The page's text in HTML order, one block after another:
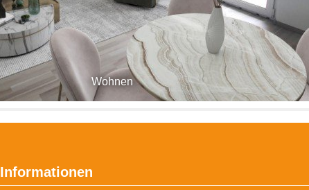
Wohnen
Informationen